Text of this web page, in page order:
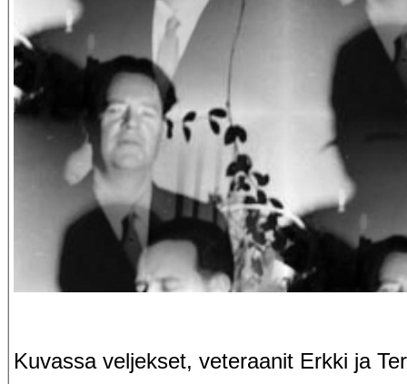
Kuvassa veljekset, veteraanit Erkki ja